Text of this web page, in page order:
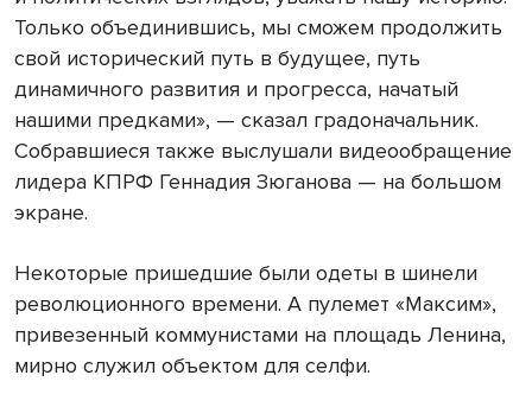
Только объединившись, мы сможем продолжить
свой исторический путь в будущее, путь
динамичного развития и прогресса, начатый
нашими предками», — сказал градоначальник.
Собравшиеся также выслушали видеообращение
лидера КПРФ Геннадия Зюганова — на большом
экране.
Некоторые пришедшие были одеты в шинели
революционного времени. А пулемет «Максим»,
привезенный коммунистами на площадь Ленина,
мирно служил объектом для селфи.